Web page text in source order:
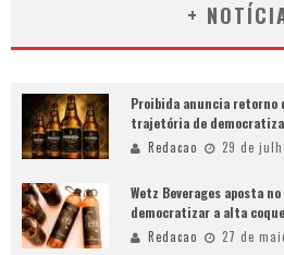
+
Proibida anuncia retorno
trajetória de
Redacao 29 de
Wetz Beverages aposta
democratizar a alta
Redacao 27 de